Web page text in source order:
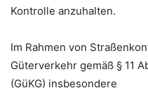
Kontrolle anzuhalten.
Im Rahmen von
Güterverkehr gemäß § 11
(GüKG) insbesondere